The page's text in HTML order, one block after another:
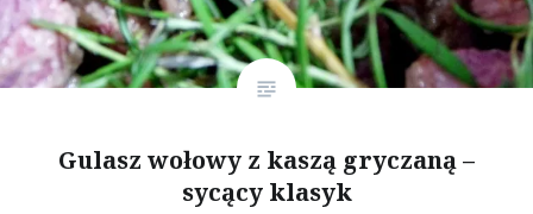
Gulasz wołowy z kaszą gryczaną –
sycący klasyk